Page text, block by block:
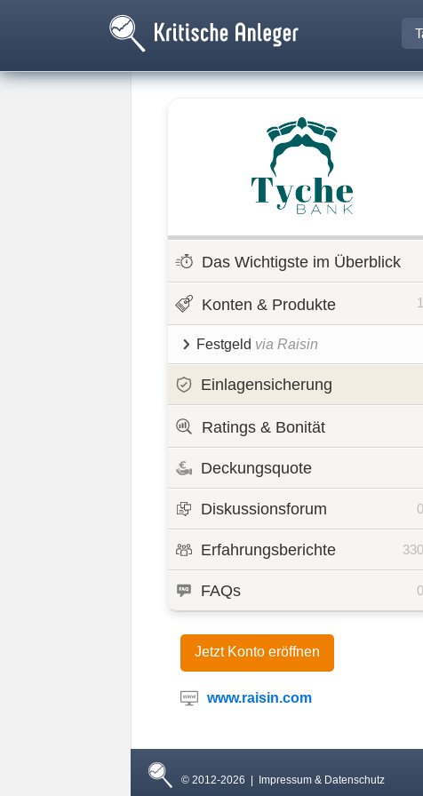
Das Wichtigste im Überblick
Konten & Produkte 1
Festgeld via Raisin
Einlagensicherung
Ratings & Bonität
Deckungsquote
Diskussionsforum 0
Erfahrungsberichte 330
FAQs 0
Jetzt Konto eröffnen
www.raisin.com
© 2012-2026 | Impressum & Datenschutz